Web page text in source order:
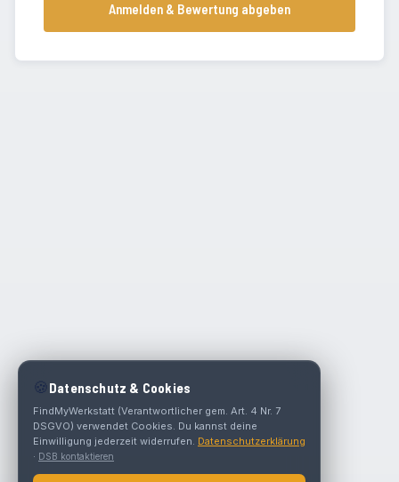
Anmelden & Bewertung abgeben
🍪 Datenschutz & Cookies
FindMyWerkstatt (Verantwortlicher gem. Art. 4 Nr. 7
DSGVO) verwendet Cookies. Du kannst deine
Einwilligung jederzeit widerrufen. Datenschutzerklärung
· DSB kontaktieren